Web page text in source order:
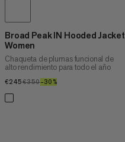
Broad Peak IN Hooded Jacket
Women
Chaqueta de plumas funcional de
alto rendimiento para todo el año
€245€245
€350€350
–30%